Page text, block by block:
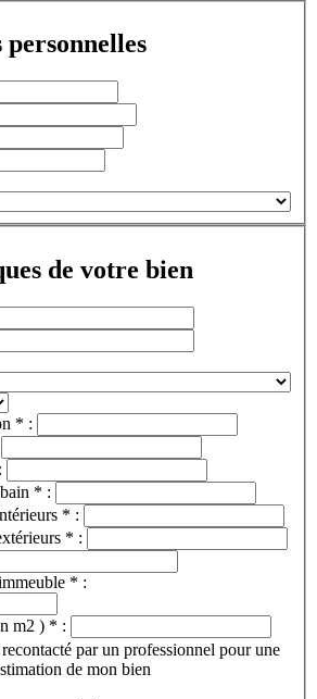
de votre bien
* :
* :
* :
* :
* :
m2 ) * :
par un professionnel pour une
de mon bien